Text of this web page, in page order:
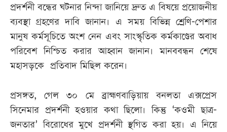
প্রদর্শনী বন্ধের ঘটনার নিন্দা জানিয়ে দ্রুত এ বিষয়ে প্রয়োজনীয়
ব্যবস্থা গ্রহণের দাবি জানান। এ সময় বিভিন্ন শ্রেণি-পেশার
মানুষ কর্মসূচিতে অংশ নেন এবং সাংস্কৃতিক কর্মকাণ্ডের অবাধ
পরিবেশ নিশ্চিত করার আহ্বান জানান। মানববন্ধন শেষে
মহাসড়কে প্রতিবাদ মিছিল করেন।
প্রসঙ্গত, গেল ৩০ মে ব্রাহ্মণবাড়িয়ায় বনলতা এক্সপ্রেস
সিনেমার প্রদর্শনী হওয়ার কথা ছিলো। কিন্তু ‘কওমী ছাত্র-
জনতার’ বিরোধের মুখে প্রদর্শনী স্থগিত করা হয়। এ নিয়ে